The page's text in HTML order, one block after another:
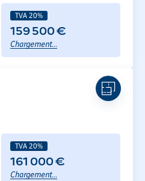
TVA 20%
159 500 €
Chargement...
TVA 20%
161 000 €
Chargement...